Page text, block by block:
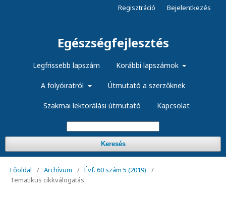
Egészségfejlesztés
Legfrissebb lapszám Korábbi lapszámok
A folyóiratról Útmutató a szerzőknek
Szakmai lektorálási útmutató Kapcsolat
Keresés
Regisztráció Bejelentkezés
Főoldal / Archívum / Évf. 60 szám 5 (2019)
/
Tematikus cikkválogatás